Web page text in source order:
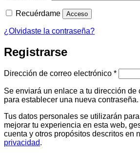
Recuérdame Acceso
¿Olvidaste la contraseña?
Registrarse
Dirección de correo electrónico *
Se enviará un enlace a tu dirección de
para establecer una nueva contraseña.
Tus datos personales se utilizarán
mejorar tu experiencia en esta web,
cuenta y otros propósitos descritos en
privacidad.